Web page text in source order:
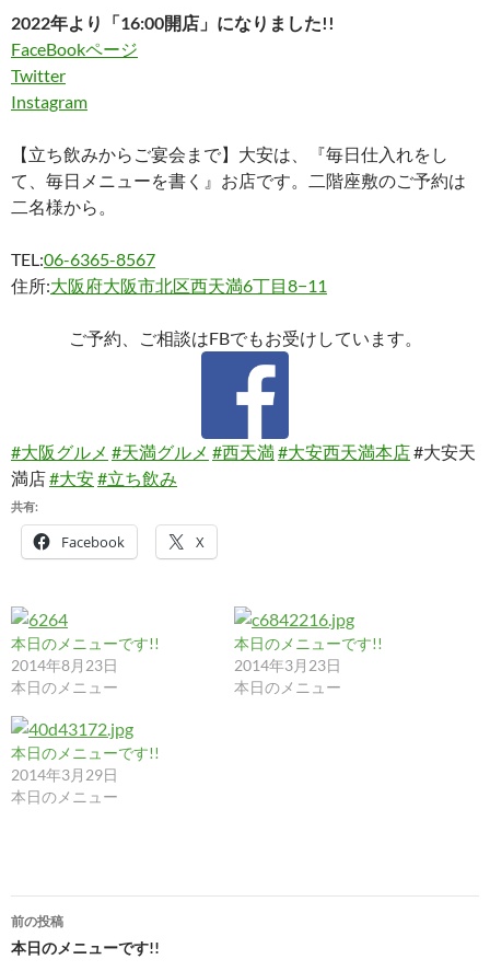
2022年より「16:00開店」になりました!!
FaceBookページ
Twitter
Instagram
【立ち飲みからご宴会まで】大安は、『毎日仕入れをし
て、毎日メニューを書く』お店です。二階座敷のご予約は
二名様から。
TEL:06-6365-8567
住所:大阪府大阪市北区西天満6丁目8−11
ご予約、ご相談はFBでもお受けしています。
#大阪グルメ #天満グルメ #西天満#大安西天満本店#大安天
満店#大安#立ち飲み
共有:
Facebook X
本日のメニューです!!
2014年8月23日
本日のメニュー
本日のメニューです!!
2014年3月23日
本日のメニュー
本日のメニューです!!
2014年3月29日
本日のメニュー
投
稿
前の投稿
本日のメニューです!!